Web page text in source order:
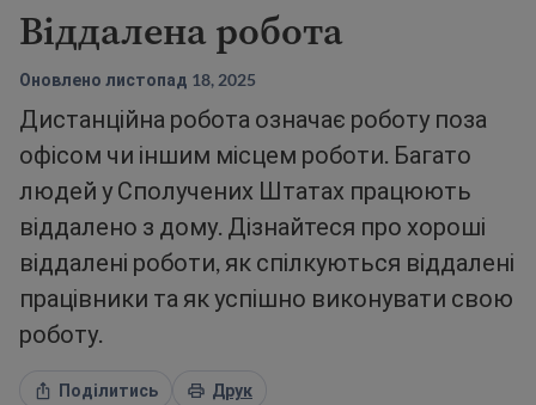
Віддалена робота
Оновлено листопад 18, 2025
Дистанційна робота означає роботу поза
офісом чи іншим місцем роботи. Багато
людей у Сполучених Штатах працюють
віддалено з дому. Дізнайтеся про хороші
віддалені роботи, як спілкуються віддалені
працівники та як успішно виконувати свою
роботу.
Поділитись Друк